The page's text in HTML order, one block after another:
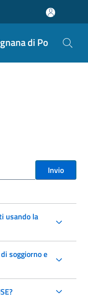
di Po
Invio
usando la
soggiorno e